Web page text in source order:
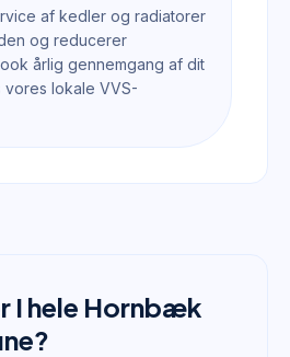
af kedler og radiatorer
og reducerer
årlig gennemgang af dit
lokale VVS-
I hele Hornbæk